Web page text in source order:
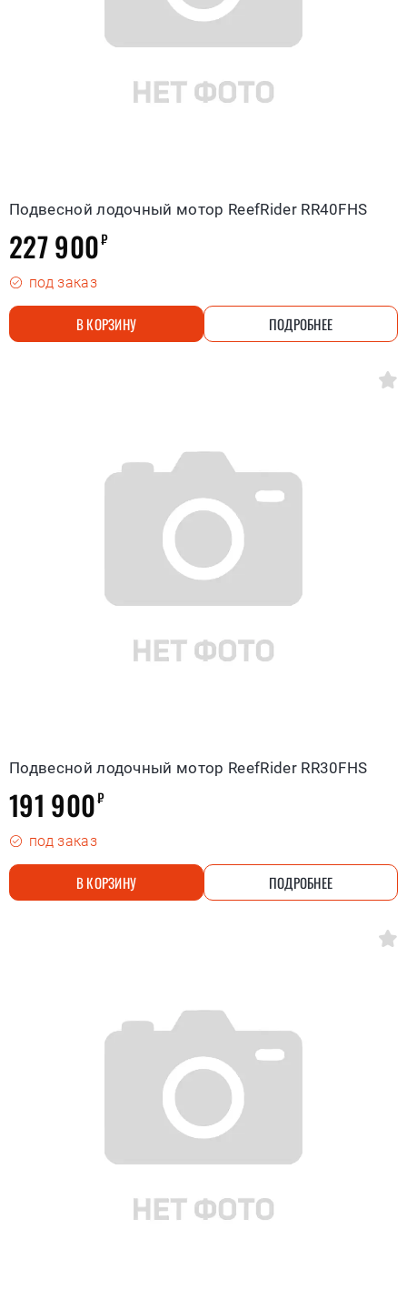
Подвесной лодочный мотор ReefRider RR40FHS
227 900₽
под заказ
В КОРЗИНУ ПОДРОБНЕЕ
Подвесной лодочный мотор ReefRider RR30FHS
191 900₽
под заказ
В КОРЗИНУ ПОДРОБНЕЕ